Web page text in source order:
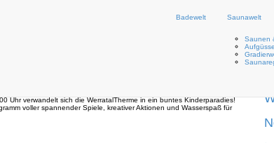
Badewelt Saunawelt
Saunen
Uhr verwandelt sich die WerratalTherme in ein buntes Kinderparadies!
voller spannender Spiele, kreativer Aktionen und Wasserspaß für